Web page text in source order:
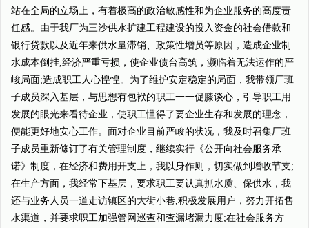
站在全局的立场上，有着极高的政治敏感性和为企业服务的高度责
任感。由于我厂为三沙供水扩建工程建设的投入资金的社会借款和
银行贷款以及近年来供水量滞销、政策性增员等原因，造成企业制
水成本倒挂,经济严重亏损，使企业债台高筑，濒临着无法运作的严
峻局面;造成职工人心惶惶。为了维护安定稳定的局面，我带领厂班
子成员深入基层，与思想有包袱的职工一一促膝谈心，引导职工用
发展的眼光来看待企业，使职工懂得了要企业生存和发展的理念，
便能更好地安心工作。面对企业目前严峻的状况，我及时召集厂班
子成员重新修订了有关管理制度，继续实行《公开向社会服务承
诺》制度，在经济和费用开支上，我以身作则，切实做到增收节支;
在生产方面，我经常下基层，要求职工要认真抓水质、保供水，我
还与业务人员一道走访镇区的大街小巷,积极发展用户，努力开拓售
水渠道，并要求职工加强管网巡查和查漏堵漏力度;在社会服务方